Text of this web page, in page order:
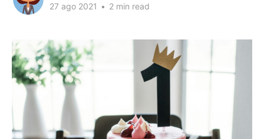
27 ago 2021 • 2 min read